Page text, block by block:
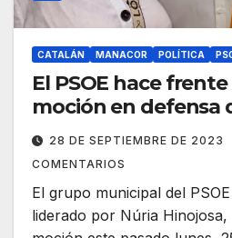
CATALÁN MANACOR POLÍTICA
El PSOE hace
moción en defensa
28 DE SEPTIEMBRE DE 2023
COMENTARIOS
El grupo municipal del
liderado por Núria